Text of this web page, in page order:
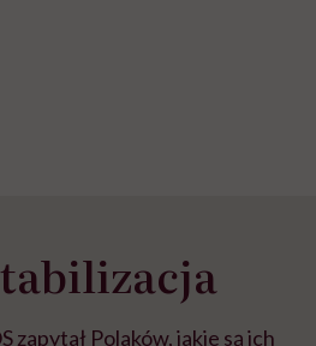
zapytał Polaków, jakie są ich